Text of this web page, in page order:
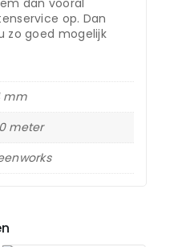
dan vooral
op. Dan
zo goed mogelijk
mm
meter